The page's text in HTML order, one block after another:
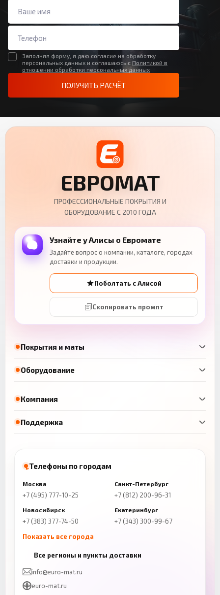
Заполняя форму, я даю согласие на обработку
персональных данных и соглашаюсь с Политикой в
отношении обработки персональных данных
ПОЛУЧИТЬ РАСЧЁТ
Покрытия и маты
Оборудование
ЕВРОМАТ
ПРОФЕССИОНАЛЬНЫЕ ПОКРЫТИЯ И
ОБОРУДОВАНИЕ С 2010 ГОДА
Узнайте у Алисы о Евромате
Задайте вопрос о компании, каталоге, городах
доставки и продукции.
Поболтать с Алисой
Скопировать промпт
Компания
Поддержка
Телефоны по городам
Москва
+7 (495) 777-10-25
Санкт-Петербург
+7 (812) 200-96-31
Новосибирск
+7 (383) 377-74-50
Екатеринбург
+7 (343) 300-99-67
Показать все города
+7 (843) 206-01-30
Челябинск
+7 (343) 300-99-67
Все регионы и пункты доставки
info@euro-mat.ru
euro-mat.ru